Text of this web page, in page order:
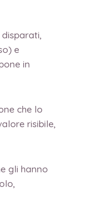
e
in
che lo
risibile,
gli hanno